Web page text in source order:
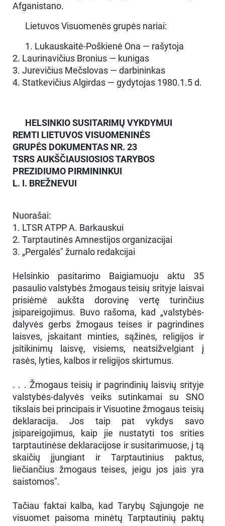
Afganistano.
Lietuvos Visuomenės grupės nariai:
1. Lukauskaitė-Poškienė Ona — rašytoja
2. Laurinavičius Bronius — kunigas
3. Jurevičius Mečslovas — darbininkas
4. Statkevičius Algirdas — gydytojas 1980.1.5 d.
HELSINKIO SUSITARIMŲ VYKDYMUI
REMTI LIETUVOS VISUOMENINĖS
GRUPĖS DOKUMENTAS NR. 23
TSRS AUKŠČIAUSIOSIOS TARYBOS
PREZIDIUMO PIRMININKUI
L. I. BREŽNEVUI
Nuorašai:
1. LTSR ATPP A. Barkauskui
2. Tarptautinės Amnestijos organizacijai
3. „Pergalės" žurnalo redakcijai
Helsinkio pasitarimo Baigiamuoju aktu 35
pasaulio valstybės žmogaus teisių srityje laisvai
prisiėmė aukšta dorovinę vertę turinčius
įsipareigojimus. Buvo rašoma, kad „valstybės-
dalyvės gerbs žmogaus teises ir pagrindines
laisves, įskaitant minties, sąžinės, religijos ir
įsitikinimų laisvę, visiems, neatsižvelgiant į
rasės, lyties, kalbos ir religijos skirtumus.
. . . Žmogaus teisių ir pagrindinių laisvių srityje
valstybės-dalyvės veiks sutinkamai su SNO
tikslais bei principais ir Visuotine žmogaus teisių
deklaracija. Jos taip pat vykdys savo
įsipareigojimus, kaip jie nustatyti tos srities
tarptautinėse deklaracijose ir susitarimuose, į tą
skaičių įjungiant ir Tarptautinius paktus,
liečiančius žmogaus teises, jeigu jos jais yra
saistomos".
Tačiau faktai kalba, kad Tarybų Sąjungoje ne
visuomet paisoma minėtų Tarptautinių paktų